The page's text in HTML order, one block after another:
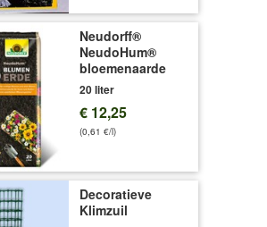
Neudorff®
NeudoHum®
bloemenaarde
20 liter
€ 12,25
(0,61 €/l)
Decoratieve
Klimzuil